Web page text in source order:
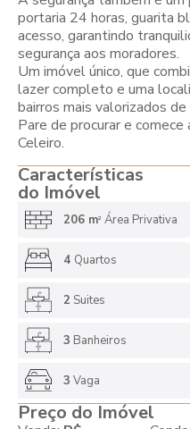
portaria 24 horas, guarita
acesso, garantindo
segurança aos moradores.
Um imóvel único, que
lazer completo e uma
bairros mais valorizados de
Pare de procurar e
Celeiro.
Características
do Imóvel
206 m2 Área Privativa
4 Quartos
2 Suites
3 Banheiros
3 Vaga
Preço do Imóvel